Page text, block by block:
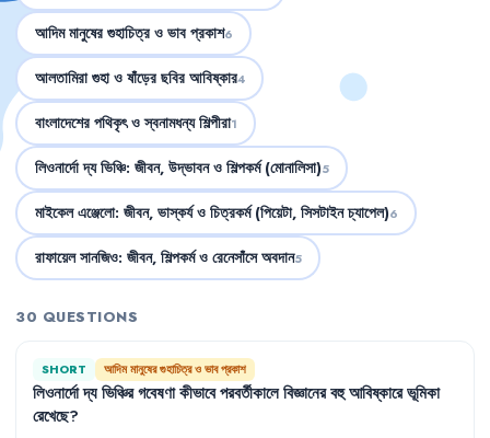
আদিম মানুষের গুহাচিত্র ও ভাব প্রকাশ6
আলতামিরা গুহা ও ষাঁড়ের ছবির আবিষ্কার4
বাংলাদেশের পথিকৃৎ ও স্বনামধন্য শিল্পীরা1
লিওনার্দো দ্য ভিঞ্চি: জীবন, উদ্ভাবন ও শিল্পকর্ম (মোনালিসা)5
মাইকেল এঞ্জেলো: জীবন, ভাস্কর্য ও চিত্রকর্ম (পিয়েটা, সিসটাইন চ্যাপেল)6
রাফায়েল সানজিও: জীবন, শিল্পকর্ম ও রেনেসাঁসে অবদান5
30 QUESTIONS
SHORT আদিম মানুষের গুহাচিত্র ও ভাব প্রকাশ
লিওনার্দোদ্যভিঞ্চিরগবেষণাকীভাবেপরবর্তীকালেবিজ্ঞানেরবহুআবিষ্কারেভূমিকা
রেখেছে?